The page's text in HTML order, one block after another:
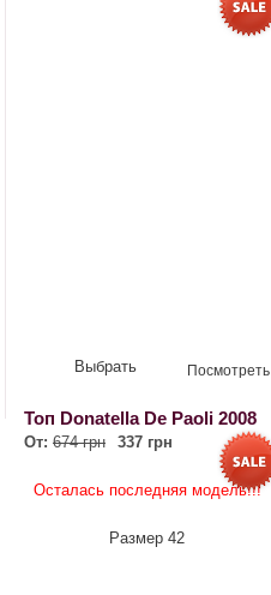
Выбрать Посмотреть
Топ Donatella De Paoli 2008
От: 674 грн 337 грн
Осталась последняя модель!!!
Размер 42